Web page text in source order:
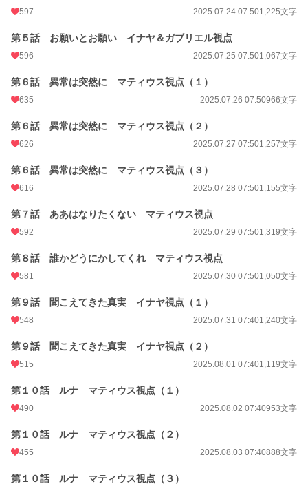
597 2025.07.24 07:501,225文字
第５話 お願いとお願い イナヤ＆ガブリエル視点
596 2025.07.25 07:501,067文字
第６話 異常は突然に マティウス視点（１）
635 2025.07.26 07:50966文字
第６話 異常は突然に マティウス視点（２）
626 2025.07.27 07:501,257文字
第６話 異常は突然に マティウス視点（３）
616 2025.07.28 07:501,155文字
第７話 ああはなりたくない マティウス視点
592 2025.07.29 07:501,319文字
第８話 誰かどうにかしてくれ マティウス視点
581 2025.07.30 07:501,050文字
第９話 聞こえてきた真実 イナヤ視点（１）
548 2025.07.31 07:401,240文字
第９話 聞こえてきた真実 イナヤ視点（２）
515 2025.08.01 07:401,119文字
第１０話 ルナ マティウス視点（１）
490 2025.08.02 07:40953文字
第１０話 ルナ マティウス視点（２）
455 2025.08.03 07:40888文字
第１０話 ルナ マティウス視点（３）